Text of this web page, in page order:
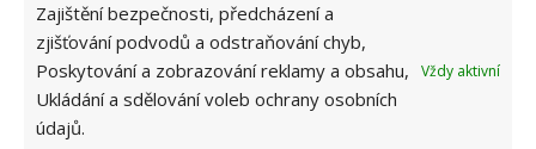
Zajištění bezpečnosti, předcházení a
zjišťování podvodů a odstraňování chyb,
Poskytování a zobrazování reklamy a obsahu,
Ukládání a sdělování voleb ochrany osobních
údajů.
Vždy aktivní
Hana Musilová